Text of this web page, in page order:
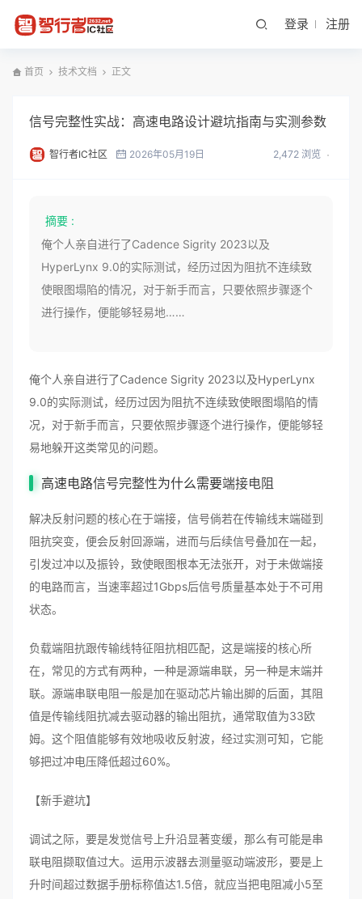
登录 注册
首页 技术文档 正文
信号完整性实战：高速电路设计避坑指南与实测参数
智行者IC社区 2026年05月19日 2,472 浏览
摘要 :
俺个人亲自进行了Cadence Sigrity 2023以及
HyperLynx 9.0的实际测试，经历过因为阻抗不连续致
使眼图塌陷的情况，对于新手而言，只要依照步骤逐个
进行操作，便能够轻易地……
俺个人亲自进行了Cadence Sigrity 2023以及HyperLynx
9.0的实际测试，经历过因为阻抗不连续致使眼图塌陷的情
况，对于新手而言，只要依照步骤逐个进行操作，便能够轻
易地躲开这类常见的问题。
高速电路信号完整性为什么需要端接电阻
解决反射问题的核心在于端接，信号倘若在传输线末端碰到
阻抗突变，便会反射回源端，进而与后续信号叠加在一起，
引发过冲以及振铃，致使眼图根本无法张开，对于未做端接
的电路而言，当速率超过1Gbps后信号质量基本处于不可用
状态。
负载端阻抗跟传输线特征阻抗相匹配，这是端接的核心所
在，常见的方式有两种，一种是源端串联，另一种是末端并
联。源端串联电阻一般是加在驱动芯片输出脚的后面，其阻
值是传输线阻抗减去驱动器的输出阻抗，通常取值为33欧
姆。这个阻值能够有效地吸收反射波，经过实测可知，它能
够把过冲电压降低超过60%。
【新手避坑】
调试之际，要是发觉信号上升沿显著变缓，那么有可能是串
联电阻撷取值过大。运用示波器去测量驱动端波形，要是上
升时间超过数据手册标称值达1.5倍，就应当把电阻减小5至